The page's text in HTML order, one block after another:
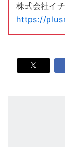
株式会社イ
https://